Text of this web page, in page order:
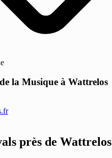
la Musique à Wattrelos
près de Wattrelos